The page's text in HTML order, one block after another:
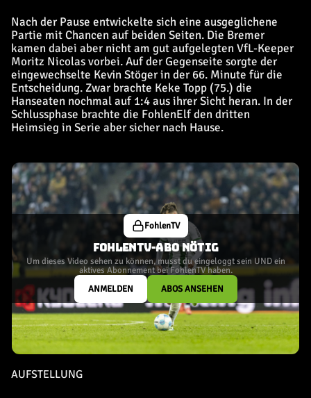
Nach der Pause entwickelte sich eine ausgeglichene
Partie mit Chancen auf beiden Seiten. Die Bremer
kamen dabei aber nicht am gut aufgelegten VfL-Keeper
Moritz Nicolas vorbei. Auf der Gegenseite sorgte der
eingewechselte Kevin Stöger in der 66. Minute für die
Entscheidung. Zwar brachte Keke Topp (75.) die
Hanseaten nochmal auf 1:4 aus ihrer Sicht heran. In der
Schlussphase brachte die FohlenElf den dritten
Heimsieg in Serie aber sicher nach Hause.
FohlenTV
FOHLENTV-ABO NÖTIG
Um dieses Video sehen zu können, musst du eingeloggt sein UND ein
aktives Abonnement bei FohlenTV haben.
ANMELDEN
ABOS ANSEHEN
AUFSTELLUNG